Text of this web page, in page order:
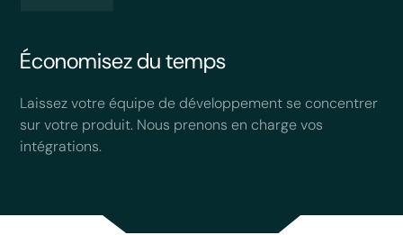
Économisez du temps
Laissez votre équipe de développement se concentrer
sur votre produit. Nous prenons en charge vos
intégrations.